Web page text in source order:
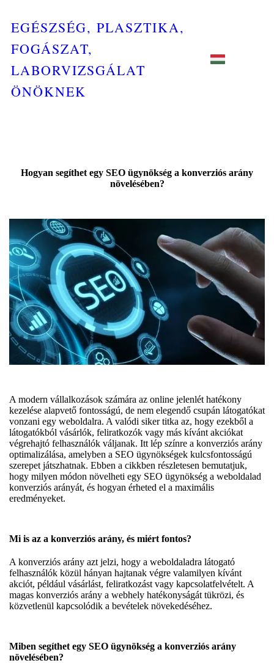
EGÉSZSÉG, PLASZTIKA,
FOGÁSZAT,
LABORVIZSGÁLAT
ÖNÖKNEK
Hogyan segíthet egy SEO ügynökség a konverziós arány
növelésében?
A modern vállalkozások számára az online jelenlét hatékony
kezelése alapvető fontosságú, de nem elegendő csupán látogatókat
vonzani egy weboldalra. A valódi siker titka az, hogy ezekből a
látogatókból vásárlók, feliratkozók vagy más kívánt akciókat
végrehajtó felhasználók váljanak. Itt lép színre a konverziós arány
optimalizálása, amelyben a SEO ügynökségek kulcsfontosságú
szerepet játszhatnak. Ebben a cikkben részletesen bemutatjuk,
hogy milyen módon növelheti egy SEO ügynökség a weboldalad
konverziós arányát, és hogyan érheted el a maximális
eredményeket.
Mi is az a konverziós arány, és miért fontos?
A konverziós arány azt jelzi, hogy a weboldaladra látogató
felhasználók közül hányan hajtanak végre valamilyen kívánt
akciót, például vásárlást, feliratkozást vagy kapcsolatfelvételt. A
magas konverziós arány a webhely hatékonyságát tükrözi, és
közvetlenül kapcsolódik a bevételek növekedéséhez.
Miben segíthet egy SEO ügynökség a konverziós arány
növelésében?